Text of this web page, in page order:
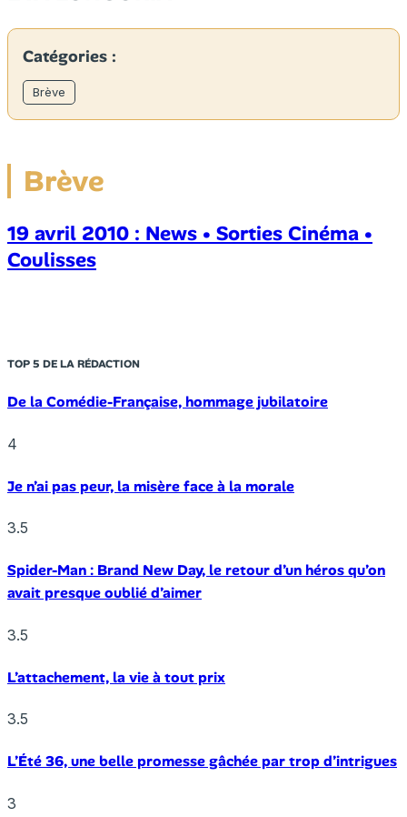
Catégories :
Brève
Brève
19 avril 2010 : News • Sorties Cinéma •
Coulisses
TOP 5 DE LA RÉDACTION
De la Comédie-Française, hommage jubilatoire
4
Je n’ai pas peur, la misère face à la morale
3.5
Spider-Man : Brand New Day, le retour d’un héros qu’on
avait presque oublié d’aimer
3.5
L’attachement, la vie à tout prix
3.5
L’Été 36, une belle promesse gâchée par trop d’intrigues
3